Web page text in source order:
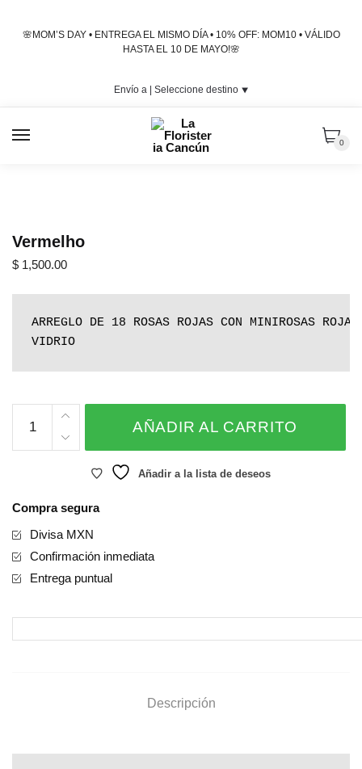
🌸MOM’S DAY • ENTREGA EL MISMO DÍA • 10% OFF: MOM10 • VÁLIDO
HASTA EL 10 DE MAYO!🌸
Envío a | Seleccione destino⯆
0
Vermelho
$ 1,500.00
ARREGLO DE 18 ROSAS ROJAS CON MINIROSAS
VIDRIO
cantidad
AÑADIR AL CARRITO
Añadir a la lista de deseos
Compra segura
Divisa MXN
Confirmación inmediata
Entrega puntual
Descripción